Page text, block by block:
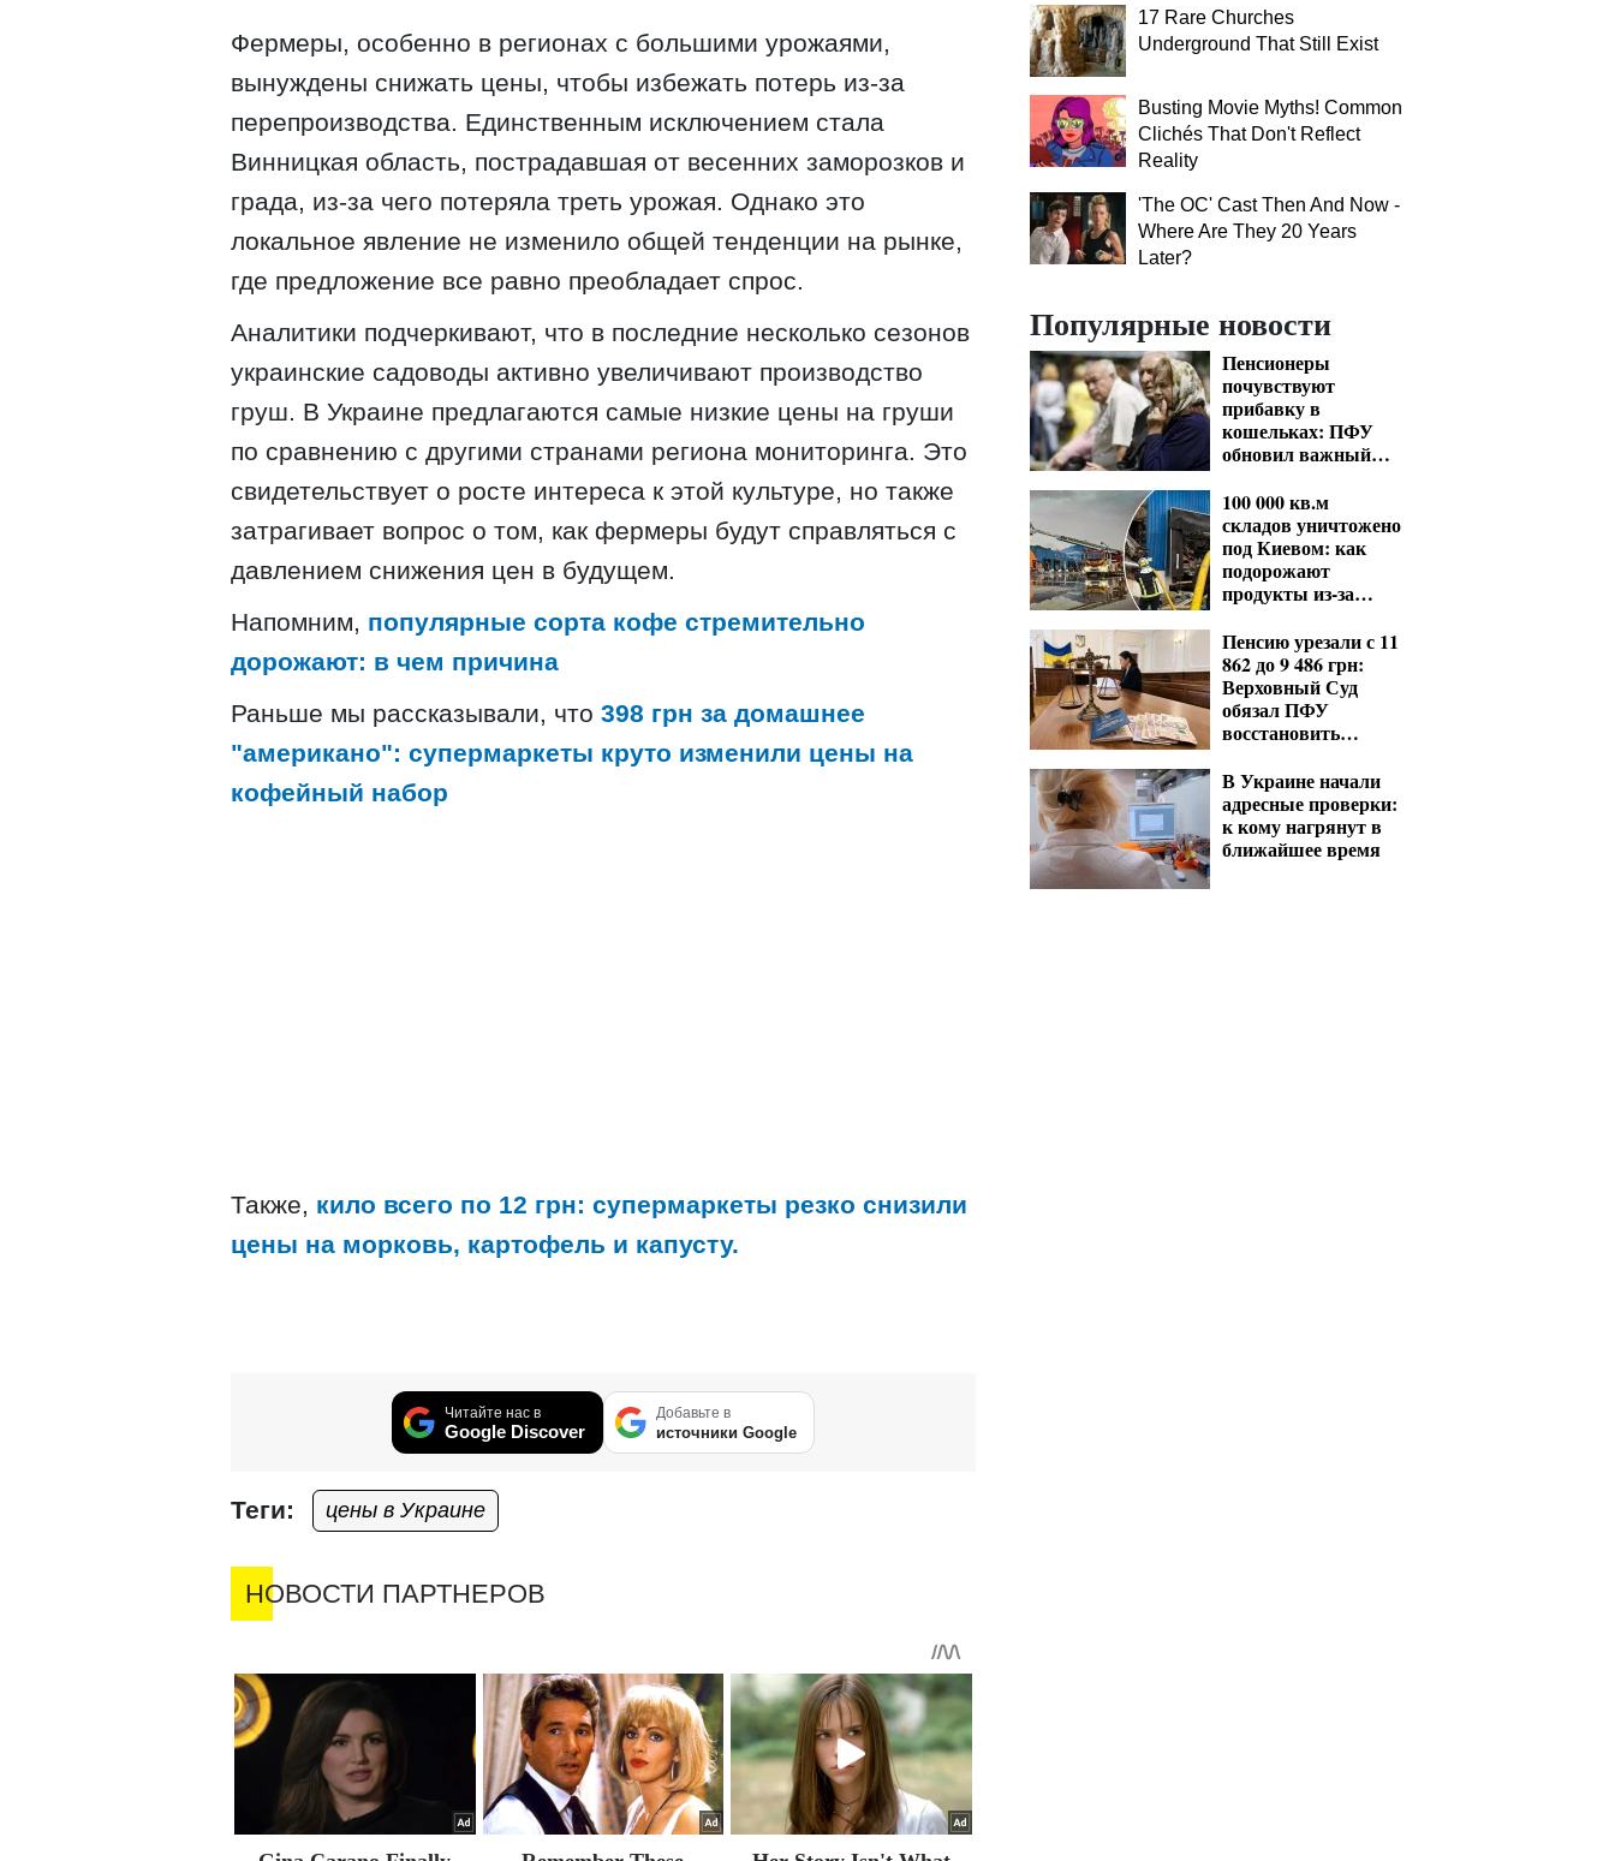
Фермеры, особенно в регионах с большими урожаями,
вынуждены снижать цены, чтобы избежать потерь из-за
перепроизводства. Единственным исключением стала
Винницкая область, пострадавшая от весенних заморозков и
града, из-за чего потеряла треть урожая. Однако это
локальное явление не изменило общей тенденции на рынке,
где предложение все равно преобладает спрос.
Аналитики подчеркивают, что в последние несколько сезонов
украинские садоводы активно увеличивают производство
груш. В Украине предлагаются самые низкие цены на груши
по сравнению с другими странами региона мониторинга. Это
свидетельствует о росте интереса к этой культуре, но также
затрагивает вопрос о том, как фермеры будут справляться с
давлением снижения цен в будущем.
Напомним, популярные сорта кофе стремительно
дорожают: в чем причина
Раньше мы рассказывали, что 398 грн за домашнее
"американо": супермаркеты круто изменили цены на
кофейный набор
Также, кило всего по 12 грн: супермаркеты резко снизили
цены на морковь, картофель и капусту.
Читайте нас в
Google Discover
Добавьте в
источники Google
Теги: цены в Украине
НОВОСТИ ПАРТНЕРОВ
17 Rare Churches
Underground That Still Exist
Busting Movie Myths! Common
Clichés That Don't Reflect
Reality
'The OC' Cast Then And Now -
Where Are They 20 Years
Later?
Популярные новости
Пенсионеры
почувствуют
прибавку в
кошельках: ПФУ
обновил важный
расчета выплат
100 000 кв.м
складов уничтожено
под Киевом: как
подорожают
продукты из-за
Пенсию урезали с 11
862 до 9 486 грн:
Верховный Суд
обязал ПФУ
восстановить
В Украине начали
адресные проверки:
к кому нагрянут в
ближайшее время